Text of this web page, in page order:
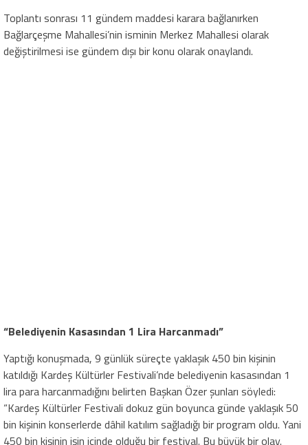
Toplantı sonrası 11 gündem maddesi karara bağlanırken
Bağlarçeşme Mahallesi’nin isminin Merkez Mahallesi olarak
değiştirilmesi ise gündem dışı bir konu olarak onaylandı.
“Belediyenin Kasasından 1 Lira Harcanmadı”
Yaptığı konuşmada, 9 günlük süreçte yaklaşık 450 bin kişinin
katıldığı Kardeş Kültürler Festivali’nde belediyenin kasasından 1
lira para harcanmadığını belirten Başkan Özer şunları söyledi:
“Kardeş Kültürler Festivali dokuz gün boyunca günde yaklaşık 50
bin kişinin konserlerde dâhil katılım sağladığı bir program oldu. Yani
450 bin kişinin işin içinde olduğu bir festival. Bu büyük bir olay.